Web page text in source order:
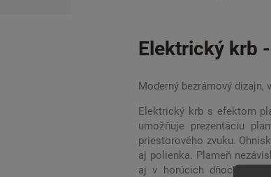
Elektrický krb
Moderný bezrámový dizajn,
Elektrický krb s efektom
umožňuje prezentáciu
priestorového zvuku.
aj polienka. Plameň
aj v horúcich dňoch.